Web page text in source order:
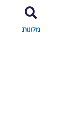
מלונות